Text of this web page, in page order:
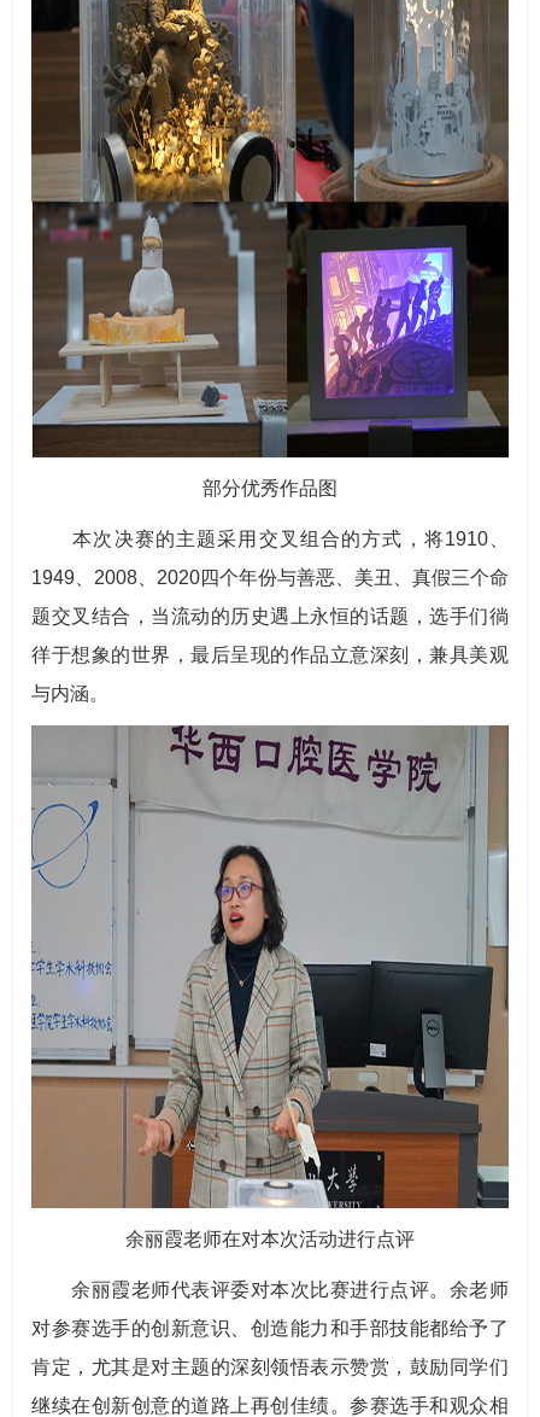
部分优秀作品图
本次决赛的主题采用交叉组合的方式，将1910、
1949、2008、2020四个年份与善恶、美丑、真假三个命
题交叉结合，当流动的历史遇上永恒的话题，选手们徜
徉于想象的世界，最后呈现的作品立意深刻，兼具美观
与内涵。
余丽霞老师在对本次活动进行点评
余丽霞老师代表评委对本次比赛进行点评。余老师
对参赛选手的创新意识、创造能力和手部技能都给予了
肯定，尤其是对主题的深刻领悟表示赞赏，鼓励同学们
继续在创新创意的道路上再创佳绩。参赛选手和观众相